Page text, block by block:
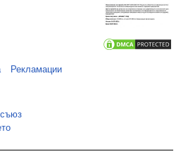
Рекламации